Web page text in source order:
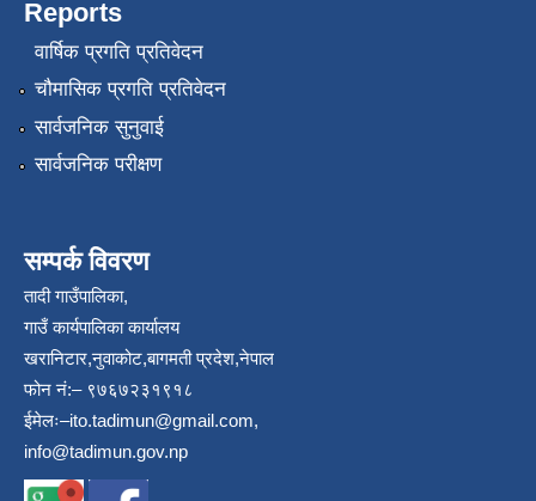
Reports
वार्षिक प्रगति प्रतिवेदन
चौमासिक प्रगति प्रतिवेदन
सार्वजनिक सुनुवाई
सार्वजनिक परीक्षण
सम्पर्क विवरण
तादी गाउँपालिका,
गाउँ कार्यपालिका कार्यालय
खरानिटार,नुवाकोट,बागमती प्रदेश,नेपाल
फोन नं:– ९७६७२३१९१८
ईमेलः–ito.tadimun@gmail.com,
info@tadimun.gov.np